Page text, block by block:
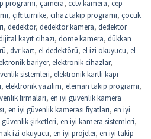
programı, çamera, cctv kamera, cep
, çift turnike, cihaz takip programı, çocuk
, dedektör, dedektör kamera, dedektör
kayıt cihazı, dome kamera, dükkan
, dvr kart, el dedektörü, el izi okuyucu, el
bariyer, elektronik cihazlar,
sistemleri, elektronik kartlı kapı
, elektronik yazılım, eleman takip programı,
firmaları, en iyi güvenlik kamera
, en iyi güvenlik kamerası fiyatları, en iyi
güvenlik şirketleri, en iyi kamera sistemleri,
izi okuyucu, en iyi projeler, en iyi takip